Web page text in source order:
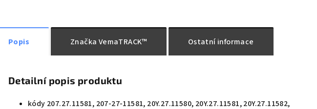
Popis Značka VemaTRACK™ Ostatní informace
Detailní popis produktu
kódy 207.27.11581, 207-27-11581, 20Y.27.11580, 20Y.27.11581, 20Y.27.11582,